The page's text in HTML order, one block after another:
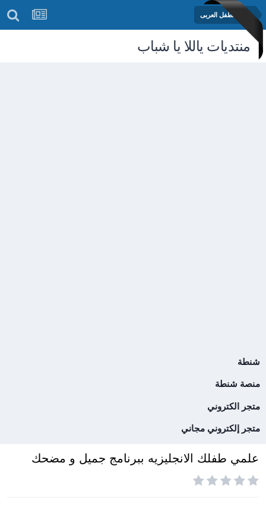
منتدى الطفل العربى
منتديات ياللا يا شباب
شنطة
منصة شنطة
متجر الكتروني
متجر إلكتروني مجاني
علمي طفلك الانجليزيه ببرنامج جميل و مضحك